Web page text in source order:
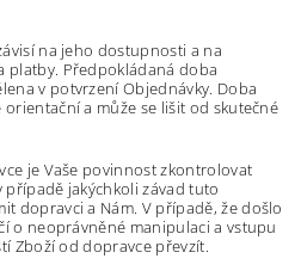
na jeho dostupnosti a na
platby. Předpokládaná doba
v potvrzení Objednávky. Doba
a může se lišit od skutečné
je Vaše povinnost zkontrolovat
jakýchkoli závad tuto
dopravci a Nám. V případě, že došlo
o neoprávněné manipulaci a vstupu
Zboží od dopravce převzít.